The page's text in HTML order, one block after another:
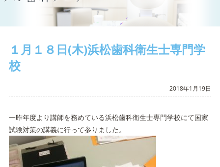
１月１８日(木)浜松歯科衛生士専門学
校
2018年1月19日
一昨年度より講師を務めている浜松歯科衛生士専門学校にて国家
試験対策の講義に行って参りました。